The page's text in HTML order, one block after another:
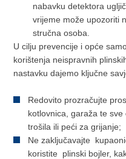
nabavku detektora
vrijeme može upozoriti
stručna osoba.
U cilju prevencije i opće
korištenja neispravnih
nastavku dajemo ključne
Redovito prozračujte
kotlovnica, garaža te
trošila ili peći za grijanje;
Ne zaključavajte
koristite plinski bojler,